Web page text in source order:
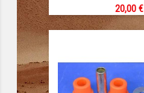
Prix
20,00 €